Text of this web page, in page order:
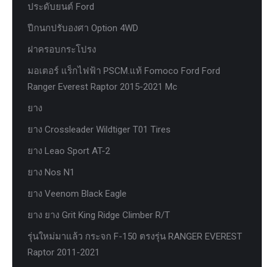
ประดับยนต์ Ford
ปีกนกปรับองศา Option 4WD
ฝาครอบกระโปรง
มอเตอร์ แร็กไฟฟ้า PSCM.แท้ Fomoco Ford Ford
Ranger Everest Raptor 2015-2021 Mc
ยาง
ยาง Crossleader Wildtiger T01 Tires
ยาง Leao Sport AT-2
ยาง Nos N1
ยาง Veenom Black Eagle
ยาง ยาง Grit King Ridge Climber R/T
รุ่นใหม่มาแล้ว กระจก F-150 ตรงรุ่น RANGER EVEREST
Raptor 2011-2021